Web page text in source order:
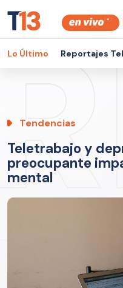
Lo Último Reportajes
Tendencias
Teletrabajo y
preocupante
mental